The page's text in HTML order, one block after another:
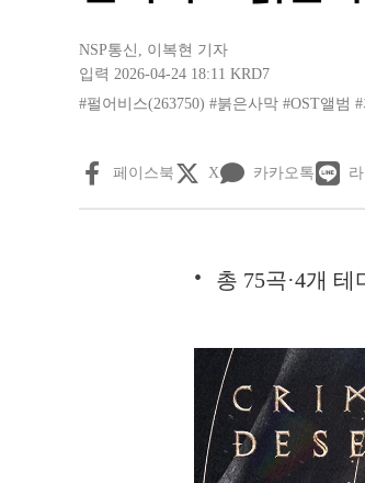
NSP통신 , 이복현 기자
입력 2026-04-24 18:11 KRD7
#펄어비스(263750) #붉은사막 #OST앨범
페이스북 X 카카오톡
총 75곡·4개